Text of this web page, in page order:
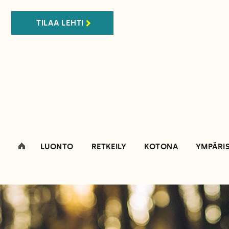
TILAA LEHTI
LUONTO RETKEILY KOTONA